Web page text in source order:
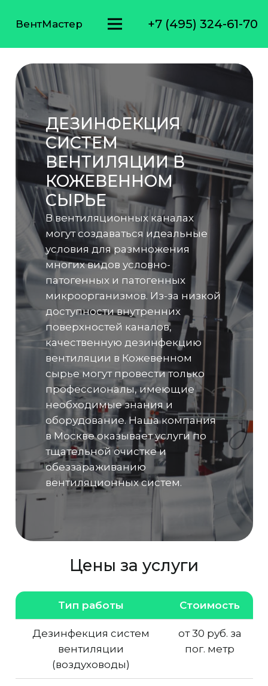
ВентМастер +7 (495) 324-61-70
ДЕЗИНФЕКЦИЯ
СИСТЕМ
ВЕНТИЛЯЦИИ В
КОЖЕВЕННОМ
СЫРЬЕ
В вентиляционных каналах
могут создаваться идеальные
условия для размножения
многих видов условно-
патогенных и патогенных
микроорганизмов. Из-за низкой
доступности внутренних
поверхностей каналов,
качественную дезинфекцию
вентиляции в Кожевенном
сырье могут провести только
профессионалы, имеющие
необходимые знания и
оборудование. Наша компания
в Москве оказывает услуги по
тщательной очистке и
обеззараживанию
вентиляционных систем.
Цены за услуги
Тип работы Стоимость
Дезинфекция систем
вентиляции
(воздуховоды)
от 30 руб. за
пог. метр